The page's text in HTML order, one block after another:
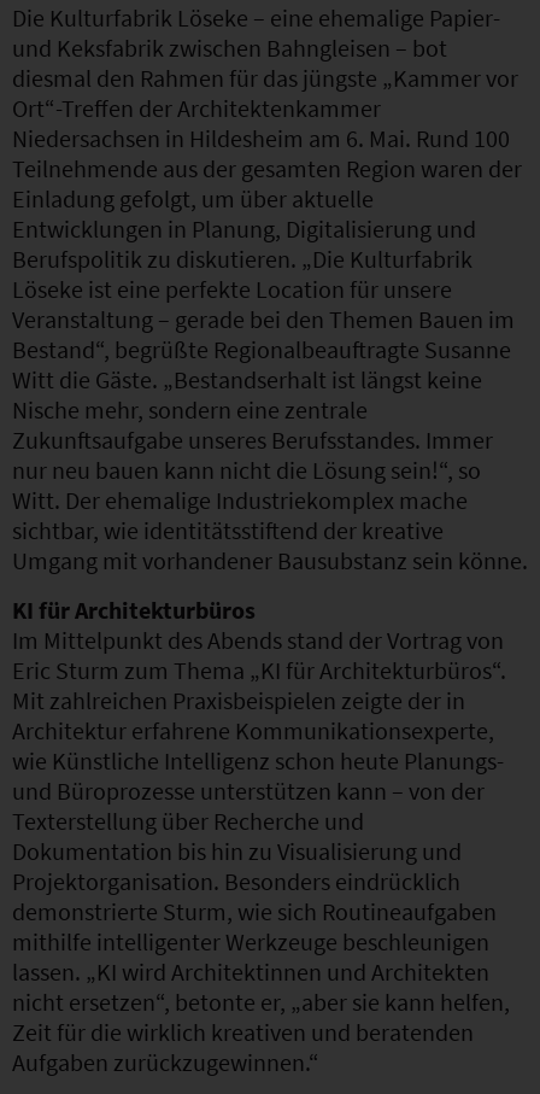
Die Kulturfabrik Löseke – eine ehemalige Papier-
und Keksfabrik zwischen Bahngleisen – bot
diesmal den Rahmen für das jüngste „Kammer vor
Ort“-Treffen der Architektenkammer
Niedersachsen in Hildesheim am 6. Mai. Rund 100
Teilnehmende aus der gesamten Region waren der
Einladung gefolgt, um über aktuelle
Entwicklungen in Planung, Digitalisierung und
Berufspolitik zu diskutieren. „Die Kulturfabrik
Löseke ist eine perfekte Location für unsere
Veranstaltung – gerade bei den Themen Bauen im
Bestand“, begrüßte Regionalbeauftragte Susanne
Witt die Gäste. „Bestandserhalt ist längst keine
Nische mehr, sondern eine zentrale
Zukunftsaufgabe unseres Berufsstandes. Immer
nur neu bauen kann nicht die Lösung sein!“, so
Witt. Der ehemalige Industriekomplex mache
sichtbar, wie identitätsstiftend der kreative
Umgang mit vorhandener Bausubstanz sein könne.
KI für Architekturbüros
Im Mittelpunkt des Abends stand der Vortrag von
Eric Sturm zum Thema „KI für Architekturbüros“.
Mit zahlreichen Praxisbeispielen zeigte der in
Architektur erfahrene Kommunikationsexperte,
wie Künstliche Intelligenz schon heute Planungs-
und Büroprozesse unterstützen kann – von der
Texterstellung über Recherche und
Dokumentation bis hin zu Visualisierung und
Projektorganisation. Besonders eindrücklich
demonstrierte Sturm, wie sich Routineaufgaben
mithilfe intelligenter Werkzeuge beschleunigen
lassen. „KI wird Architektinnen und Architekten
nicht ersetzen“, betonte er, „aber sie kann helfen,
Zeit für die wirklich kreativen und beratenden
Aufgaben zurückzugewinnen.“